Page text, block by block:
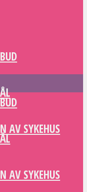
AV SYKEHUS
AV SYKEHUS